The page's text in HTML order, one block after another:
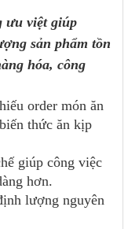
ưu việt giúp
sản phẩm tồn
hóa, công
order món ăn
thức ăn kịp
giúp công việc
hơn.
lượng nguyên